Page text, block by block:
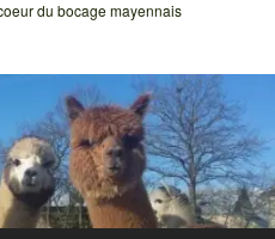
du bocage mayennais